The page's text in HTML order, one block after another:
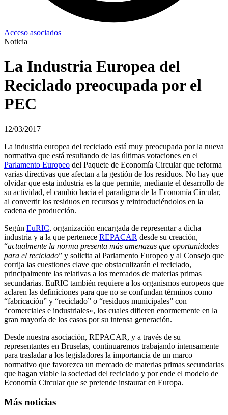
Acceso asociados
Noticia
La Industria Europea del
Reciclado preocupada por el
PEC
12/03/2017
La industria europea del reciclado está muy preocupada por la nueva
normativa que está resultando de las últimas votaciones en el
Parlamento Europeo del Paquete de Economía Circular que reforma
varias directivas que afectan a la gestión de los residuos. No hay que
olvidar que esta industria es la que permite, mediante el desarrollo de
su actividad, el cambio hacia el paradigma de la Economía Circular,
al convertir los residuos en recursos y reintroduciéndolos en la
cadena de producción.
Según EuRIC, organización encargada de representar a dicha
industria y a la que pertenece REPACAR desde su creación,
“actualmente la norma presenta más amenazas que oportunidades
para el reciclado” y solicita al Parlamento Europeo y al Consejo que
corrija las cuestiones clave que obstaculizarán el reciclado,
principalmente las relativas a los mercados de materias primas
secundarias. EuRIC también requiere a los organismos europeos que
aclaren las definiciones para que no se confundan términos como
“fabricación” y “reciclado” o “residuos municipales” con
“comerciales e industriales», los cuales difieren enormemente en la
gran mayoría de los casos por su intensa generación.
Desde nuestra asociación, REPACAR, y a través de su
representantes en Bruselas, continuaremos trabajando intensamente
para trasladar a los legisladores la importancia de un marco
normativo que favorezca un mercado de materias primas secundarias
que hagan viable la sociedad del reciclado y por ende el modelo de
Economía Circular que se pretende instaurar en Europa.
Más noticias